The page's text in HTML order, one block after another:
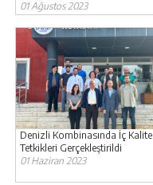
01 Ağustos 2023
Denizli Kombinasında İç Kalite
Tetkikleri Gerçekleştirildi
01 Haziran 2023